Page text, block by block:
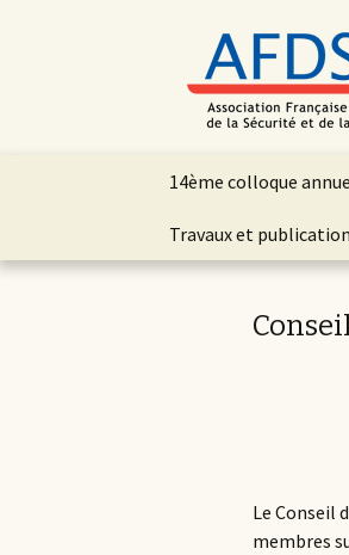
Aller
contenu
principal
14ème colloque
Travaux et
Le Conseil
membres